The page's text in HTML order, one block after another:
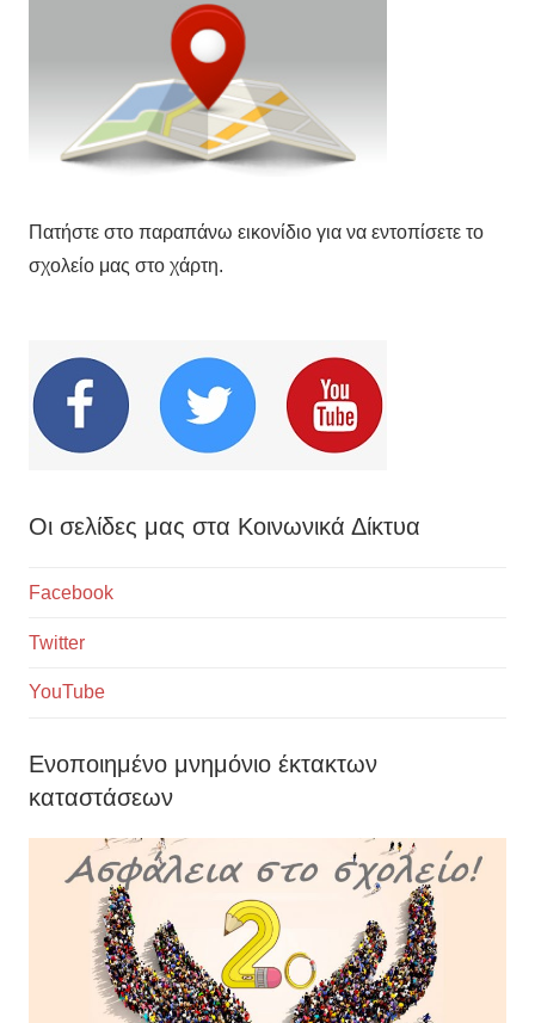
Πατήστε στο παραπάνω εικονίδιο για να εντοπίσετε το
σχολείο μας στο χάρτη.
Οι σελίδες μας στα Κοινωνικά Δίκτυα
Facebook
Twitter
YouTube
Ενοποιημένο μνημόνιο έκτακτων
καταστάσεων